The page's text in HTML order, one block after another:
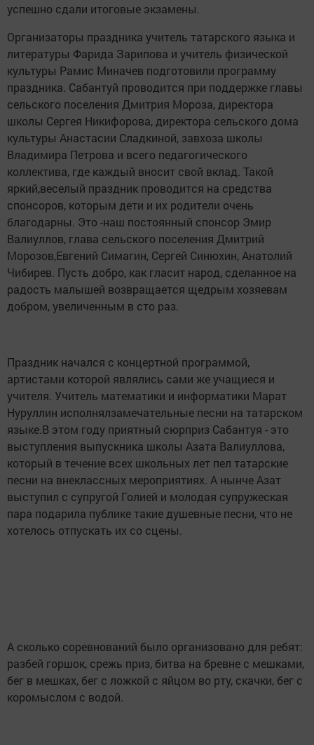
успешно сдали итоговые экзамены.
Организаторы праздника учитель татарского языка и
литературы Фарида Зарипова и учитель физической
культуры Рамис Миначев подготовили программу
праздника. Сабантуй проводится при поддержке главы
сельского поселения Дмитрия Мороза, директора
школы Сергея Никифорова, директора сельского дома
культуры Анастасии Сладкиной, завхоза школы
Владимира Петрова и всего педагогического
коллектива, где каждый вносит свой вклад. Такой
яркий,веселый праздник проводится на средства
спонсоров, которым дети и их родители очень
благодарны. Это -наш постоянный спонсор Эмир
Валиуллов, глава сельского поселения Дмитрий
Морозов,Евгений Симагин, Сергей Синюхин, Анатолий
Чибирев. Пусть добро, как гласит народ, сделанное на
радость малышей возвращается щедрым хозяевам
добром, увеличенным в сто раз.
Праздник начался с концертной программой,
артистами которой являлись сами же учащиеся и
учителя. Учитель математики и информатики Марат
Нуруллин исполнялзамечательные песни на татарском
языке.В этом году приятный сюрприз Сабантуя - это
выступления выпускника школы Азата Валиуллова,
который в течение всех школьных лет пел татарские
песни на внеклассных мероприятиях. А нынче Азат
выступил с супругой Голией и молодая супружеская
пара подарила публике такие душевные песни, что не
хотелось отпускать их со сцены.
А сколько соревнований было организовано для ребят:
разбей горшок, срежь приз, битва на бревне с мешками,
бег в мешках, бег с ложкой с яйцом во рту, скачки, бег с
коромыслом с водой.